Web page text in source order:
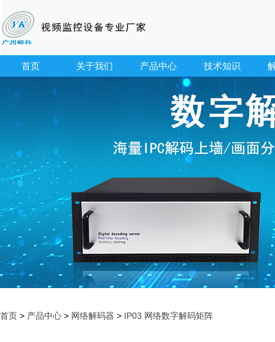
首页 关于我们 产品中心 技术知识
首页 > 产品中心 > 网络解码器 > IP03 网络数字解码矩阵